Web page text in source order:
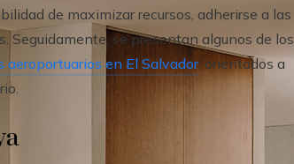
de maximizar recursos, adherirse a las
Seguidamente, se presentan algunos de los
en El Salvador, orientados a